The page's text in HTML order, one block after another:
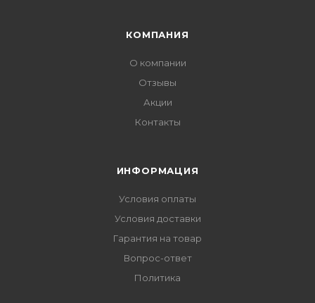
КОМПАНИЯ
О компании
Отзывы
Акции
Контакты
ИНФОРМАЦИЯ
Условия оплаты
Условия доставки
Гарантия на товар
Вопрос-ответ
Политика